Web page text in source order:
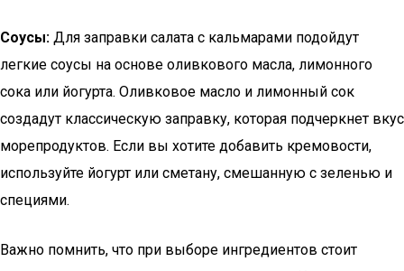
Соусы: Для заправки салата с кальмарами подойдут
легкие соусы на основе оливкового масла, лимонного
сока или йогурта. Оливковое масло и лимонный сок
создадут классическую заправку, которая подчеркнет вкус
морепродуктов. Если вы хотите добавить кремовости,
используйте йогурт или сметану, смешанную с зеленью и
специями.
Важно помнить, что при выборе ингредиентов стоит